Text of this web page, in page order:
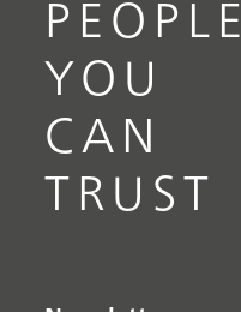
PEOPLE
YOU
CAN
TRUST